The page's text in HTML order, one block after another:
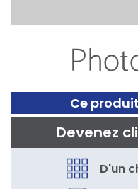
Ce
Devenez
D'un